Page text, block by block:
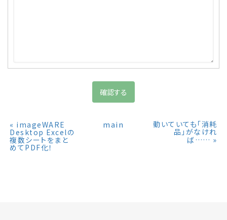
« imageWARE
Desktop Excelの
複数シートをまと
めてPDF化！
main 動いていても「消耗
品」がなけれ
ば…… »